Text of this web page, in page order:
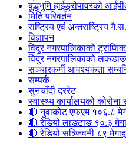
बुद्धभुमि हाईड्रोपावरको
मिति परिवर्तन
राष्ट्रिय एवं अन्तराष्ट्रिय
विज्ञापन
विदुर नगरपालिकाको
विदुर नगरपालिकाको
सञ्चारकर्मी आवश्यकता
सम्पर्क
सुनचाँदी दररेट
स्वास्थ्य कार्यालयको
🔴 नुवाकोट एफएम १०६.८
🔴 रेडियो लाङटाङ ९०.३
🔴 रेडियो सञ्जिवनी ८९